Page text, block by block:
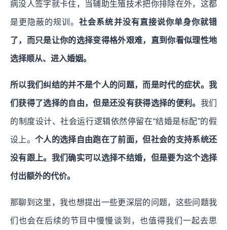
病没人签字就卡住，当辅助生殖技术把你排除在外，这都
是更隐蔽的规训。社会系统并没有直接说你单身你就错
了，而只是让你的选择变得格外艰难，直到你看似理性地
选择顺从、进入婚姻。
所以我们纠结的并不是个人的问题，而是时代的症状。我
们获得了选择的自由，但是还没有获得选择的便利。 我们
的制度设计、社会运行逻辑依然停留在“结婚是标配”的假
设上。 个人的选择自由跑在了前面，但社会的支持系统还
没有跟上。我们确实可以选择不结婚，但是要为这个选择
付出额外的代价。
那聊到这里，我也想提出一些更深层的问题，这些问题我
们也会在后续的节目中慢慢谈到，也值得我们一起去思